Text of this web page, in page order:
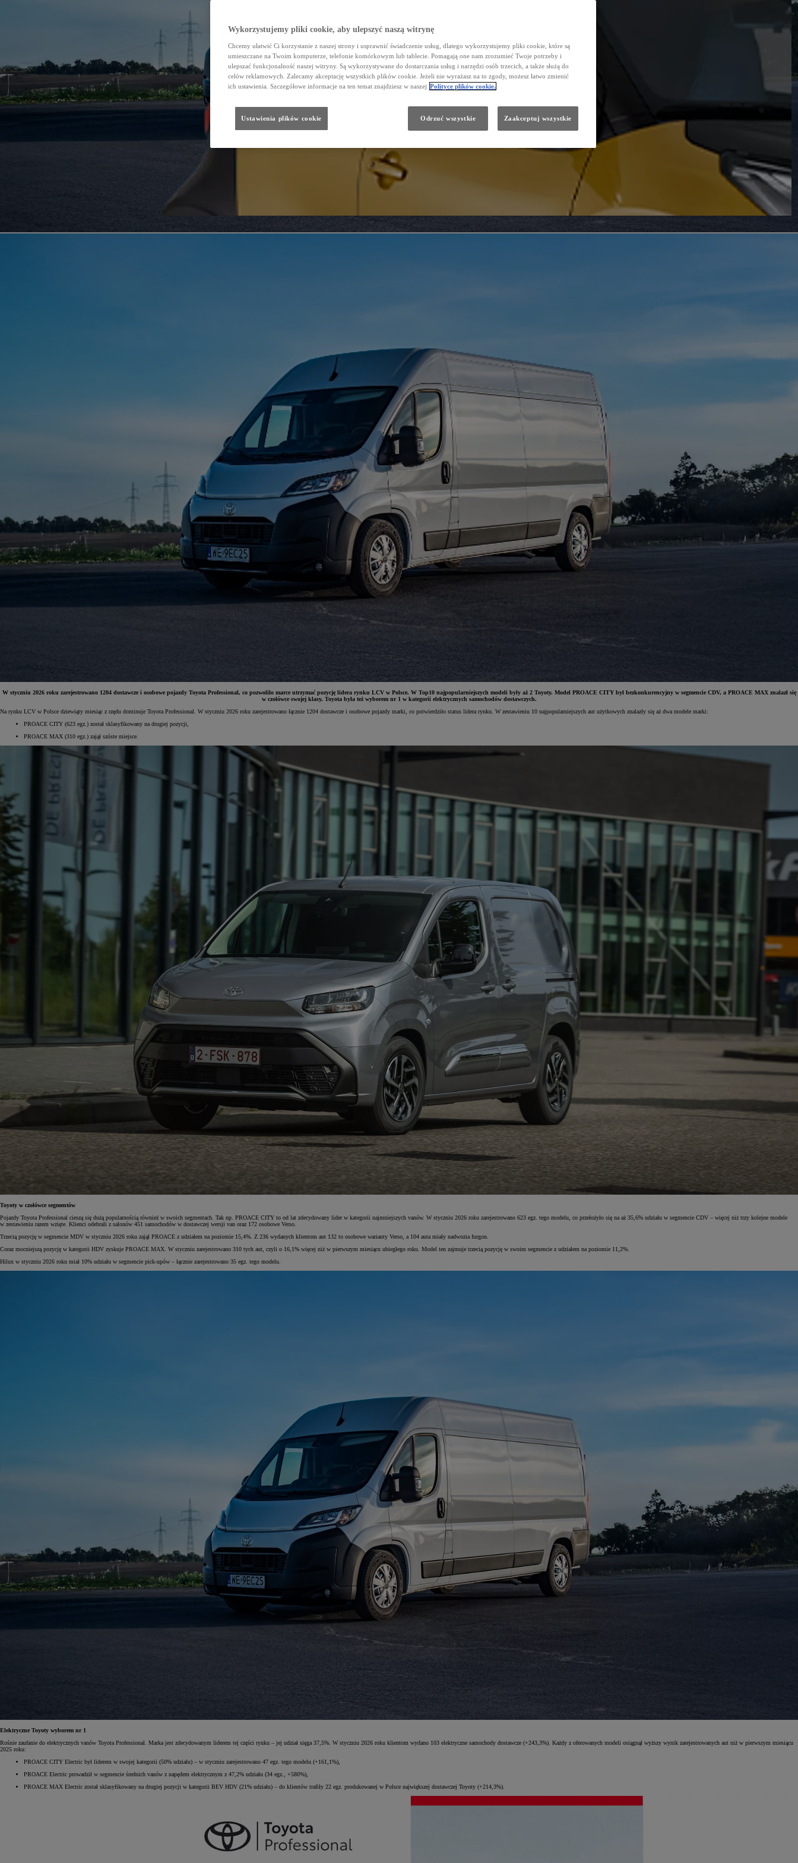
Yaris Cross
W styczniu 2026 roku zarejestrowano 1204 dostawcze i osobowe pojazdy Toyota Professional, co pozwoliło marce utrzymać pozycję lidera rynku LCV w Polsce. W Top10 najpopularniejszych modeli były aż 2 Toyoty. Model PROACE CITY był bezkonkurencyjny w segmencie CDV, a PROACE MAX znalazł się
w czołówce swojej klasy. Toyota była też wyborem nr 1 w kategorii elektrycznych samochodów dostawczych.
Na rynku LCV w Polsce dziewiąty miesiąc z rzędu dominuje Toyota Professional. W styczniu 2026 roku zarejestrowano łącznie 1204 dostawcze i osobowe pojazdy marki, co potwierdziło status lidera rynku. W zestawieniu 10 najpopularniejszych aut użytkowych znalazły się aż dwa modele marki:
PROACE CITY (623 egz.) został sklasyfikowany na drugiej pozycji,
PROACE MAX (310 egz.) zajął szóste miejsce.
Toyoty w czołówce segmentów
Pojazdy Toyota Professional cieszą się dużą popularnością również w swoich segmentach. Tak np. PROACE CITY to od lat zdecydowany lider w kategorii najmniejszych vanów. W styczniu 2026 roku zarejestrowano 623 egz. tego modelu, co przełożyło się na aż 35,6% udziału w segmencie CDV – więcej niż trzy kolejne modele
w zestawieniu razem wzięte. Klienci odebrali z salonów 451 samochodów w dostawczej wersji van oraz 172 osobowe Verso.
Trzecią pozycję w segmencie MDV w styczniu 2026 roku zajął PROACE z udziałem na poziomie 15,4%. Z 236 wydanych klientom aut 132 to osobowe warianty Verso, a 104 auta miały nadwozia furgon.
Coraz mocniejszą pozycję w kategorii HDV zyskuje PROACE MAX. W styczniu zarejestrowano 310 tych aut, czyli o 16,1% więcej niż w pierwszym miesiącu ubiegłego roku. Model ten zajmuje trzecią pozycję w swoim segmencie z udziałem na poziomie 11,2%.
Hilux w styczniu 2026 roku miał 10% udziału w segmencie pick-upów – łącznie zarejestrowano 35 egz. tego modelu.
Elektryczne Toyoty wyborem nr 1
Rośnie zaufanie do elektrycznych vanów Toyota Professional. Marka jest zdecydowanym liderem tej części rynku – jej udział sięga 37,5%. W styczniu 2026 roku klientom wydano 103 elektryczne samochody dostawcze (+243,3%). Każdy z oferowanych modeli osiągnął wyższy wynik zarejestrowanych aut niż w pierwszym miesiącu
2025 roku:
PROACE CITY Electric był liderem w swojej kategorii (50% udziału) – w styczniu zarejestrowano 47 egz. tego modelu (+161,1%),
PROACE Electric prowadził w segmencie średnich vanów z napędem elektrycznym z 47,2% udziału (34 egz., +580%),
PROACE MAX Electric został sklasyfikowany na drugiej pozycji w kategorii BEV HDV (21% udziału) – do klientów trafiły 22 egz. produkowanej w Polsce największej dostawczej Toyoty (+214,3%).
Wykorzystujemy pliki cookie, aby ulepszyć naszą witrynę
Chcemy ułatwić Ci korzystanie z naszej strony i usprawnić świadczenie usług, dlatego wykorzystujemy pliki cookie, które są
umieszczane na Twoim komputerze, telefonie komórkowym lub tablecie. Pomagają one nam zrozumieć Twoje potrzeby i
ulepszać funkcjonalność naszej witryny. Są wykorzystywane do dostarczania usług i narzędzi osób trzecich, a także służą do
celów reklamowych. Zalecamy akceptację wszystkich plików cookie. Jeżeli nie wyrażasz na to zgody, możesz łatwo zmienić
ich ustawienia. Szczegółowe informacje na ten temat znajdziesz w naszej Polityce plików cookie.
Ustawienia plików cookie Odrzuć wszystkie Zaakceptuj wszystkie